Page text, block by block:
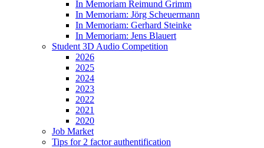
In Memoriam Reimund Grimm
In Memoriam: Jörg Scheuermann
In Memoriam: Gerhard Steinke
In Memoriam: Jens Blauert
Student 3D Audio Competition
2026
2025
2024
2023
2022
2021
2020
Job Market
Tips for 2 factor authentification